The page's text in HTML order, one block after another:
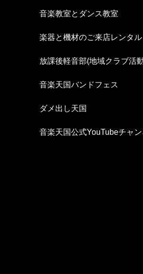
音楽教室とダンス教室
楽器と機材のご来店レンタル
放課後軽音部(地域クラブ活
音楽天国バンドフェス
ダメ出し天国
音楽天国公式YouTubeチャ